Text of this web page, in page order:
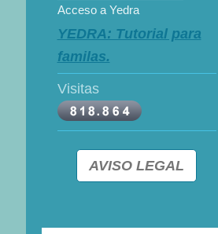
Acceso a Yedra
YEDRA: Tutorial para
familas.
Visitas
AVISO LEGAL